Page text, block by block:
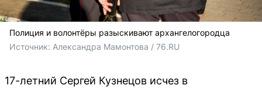
Полиция и волонтёры разыскивают архангелогородца
Источник: Александра Мамонтова / 76.RU
17-летний Сергей Кузнецов исчез в